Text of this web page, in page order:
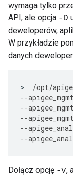
wymaga tylko
API, ale opcja -D
deweloperów,
W przykładzie
danych
> /opt/
--
--
--
--
--
Dołącz opcję -v,